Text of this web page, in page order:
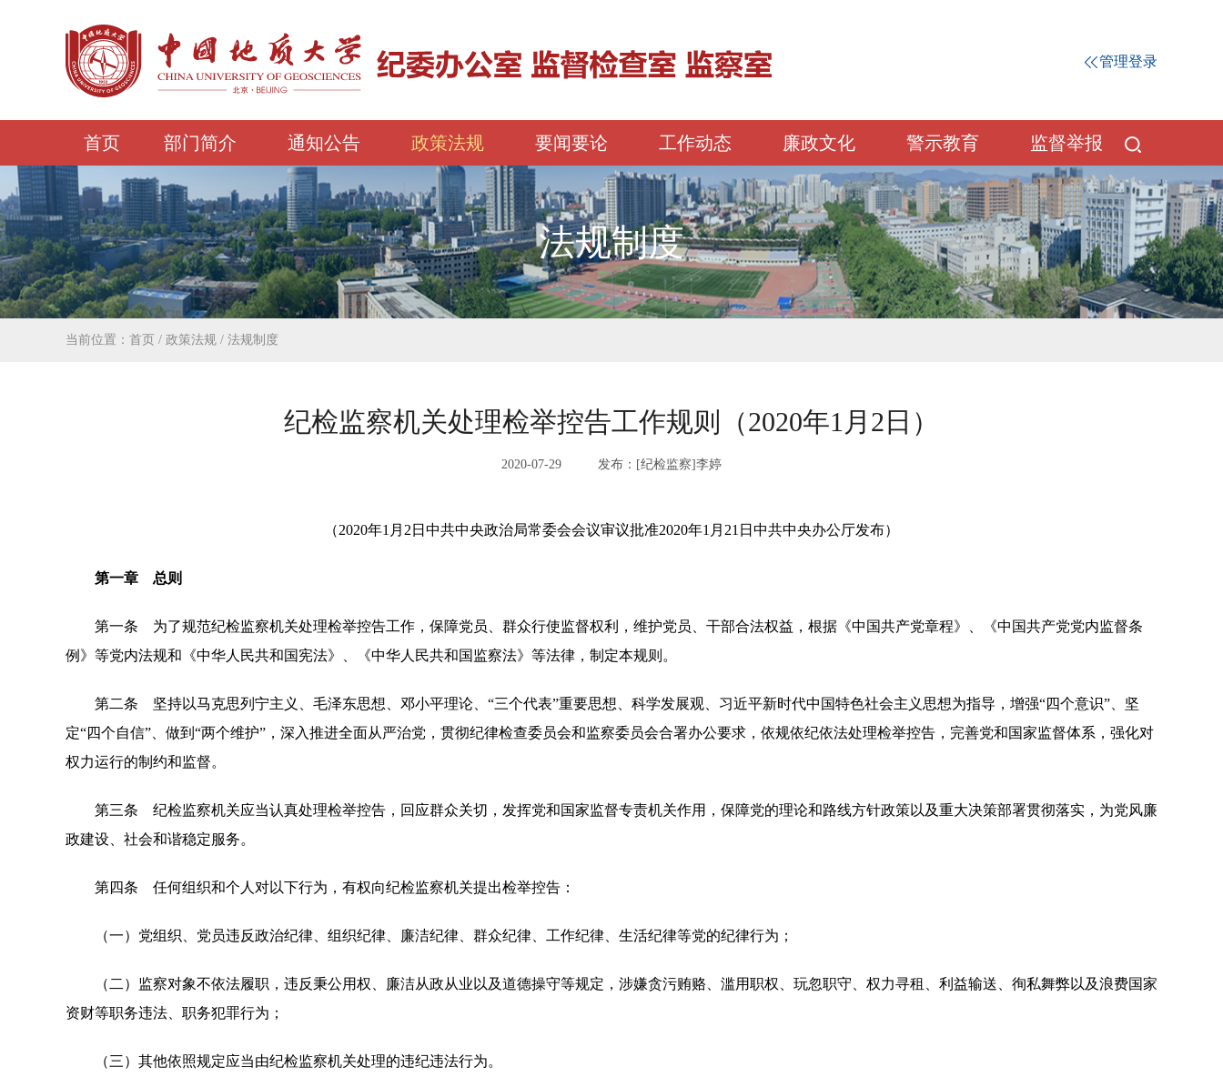
管理登录
首页 部门简介 通知公告 政策法规 要闻要论 工作动态 廉政文化 警示教育 监督举报
法规制度
当前位置： 首页 / 政策法规 / 法规制度
纪检监察机关处理检举控告工作规则（2020年1月2日）
2020-07-29 发布：[纪检监察]李婷
（2020年1月2日中共中央政治局常委会会议审议批准2020年1月21日中共中央办公厅发布）
第一章 总则
第一条 为了规范纪检监察机关处理检举控告工作，保障党员、群众行使监督权利，维护党员、干部合法权益，根据《中国共产党章程》、《中国共产党党内监督条
例》等党内法规和《中华人民共和国宪法》、《中华人民共和国监察法》等法律，制定本规则。
第二条 坚持以马克思列宁主义、毛泽东思想、邓小平理论、“三个代表”重要思想、科学发展观、习近平新时代中国特色社会主义思想为指导，增强“四个意识”、坚
定“四个自信”、做到“两个维护”，深入推进全面从严治党，贯彻纪律检查委员会和监察委员会合署办公要求，依规依纪依法处理检举控告，完善党和国家监督体系，强化对
权力运行的制约和监督。
第三条 纪检监察机关应当认真处理检举控告，回应群众关切，发挥党和国家监督专责机关作用，保障党的理论和路线方针政策以及重大决策部署贯彻落实，为党风廉
政建设、社会和谐稳定服务。
第四条 任何组织和个人对以下行为，有权向纪检监察机关提出检举控告：
（一）党组织、党员违反政治纪律、组织纪律、廉洁纪律、群众纪律、工作纪律、生活纪律等党的纪律行为；
（二）监察对象不依法履职，违反秉公用权、廉洁从政从业以及道德操守等规定，涉嫌贪污贿赂、滥用职权、玩忽职守、权力寻租、利益输送、徇私舞弊以及浪费国家
资财等职务违法、职务犯罪行为；
（三）其他依照规定应当由纪检监察机关处理的违纪违法行为。